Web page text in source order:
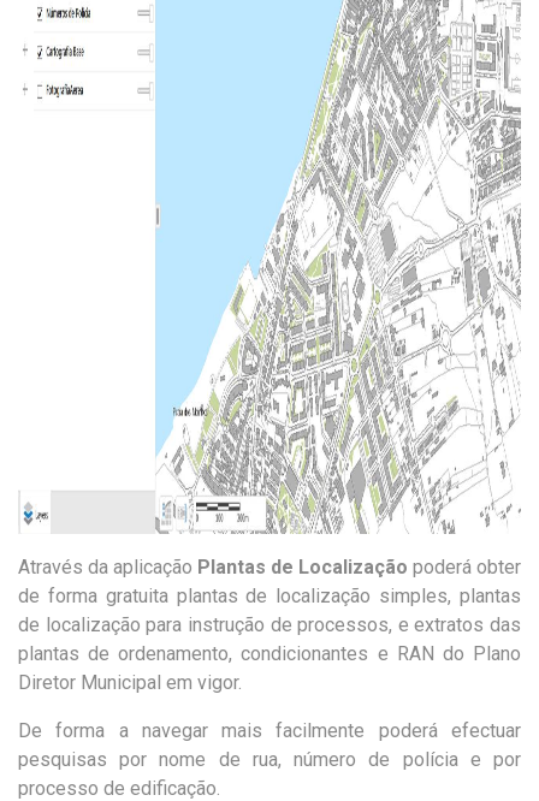
Através da aplicação Plantas de Localização poderá obter
de forma gratuita plantas de localização simples, plantas
de localização para instrução de processos, e extratos das
plantas de ordenamento, condicionantes e RAN do Plano
Diretor Municipal em vigor.
De forma a navegar mais facilmente poderá efectuar
pesquisas por nome de rua, número de polícia e por
processo de edificação.